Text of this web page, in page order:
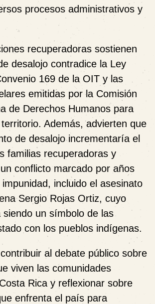
procesos administrativos y
recuperadoras sostienen
desalojo contradice la Ley
169 de la OIT y las
emitidas por la Comisión
de Derechos Humanos para
Además, advierten que
de desalojo incrementaría el
familias recuperadoras y
conflicto marcado por años
incluido el asesinato
Sergio Rojas Ortiz, cuyo
siendo un símbolo de las
con los pueblos indígenas.
al debate público sobre
viven las comunidades
Rica y reflexionar sobre
enfrenta el país para